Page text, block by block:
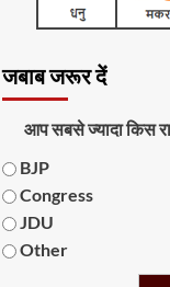
जबाब जरूर दें
आप सबसे ज्यादा किस
BJP
Congress
JDU
Other